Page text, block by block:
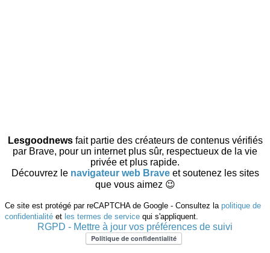
Lesgoodnewsfait partie des créateurs de contenus vérifiés
par Brave, pour un internet plus sûr, respectueux de la vie
privée et plus rapide.
Découvrez le navigateur web Brave et soutenez les sites
que vous aimez 😉
Ce site est protégé par reCAPTCHA de Google - Consultez la politique de
confidentialité et les termes de service qui s'appliquent.
RGPD - Mettre à jour vos préférences de suivi